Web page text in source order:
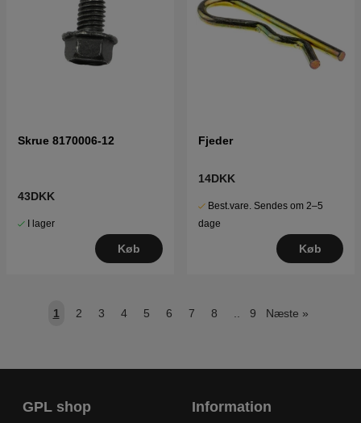
Skrue 8170006-12
43DKK
I lager
Køb
Fjeder
14DKK
Best.vare. Sendes om 2–5
dage
Køb
1 2 3 4 5 6 7 8 .. 9 Næste »
GPL shop Information